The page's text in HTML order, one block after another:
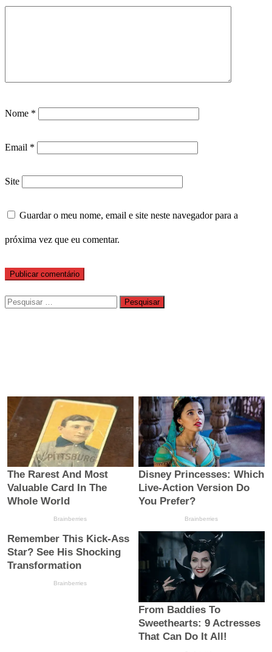
Nome *
Email *
Site
Guardar o meu nome, email e site neste navegador para a
próxima vez que eu comentar.
Pesquisar
por: